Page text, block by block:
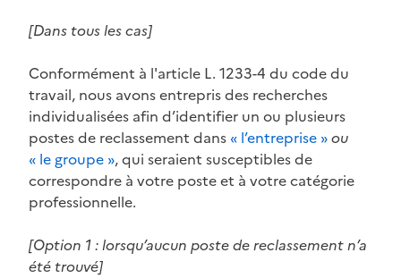
[Dans tous les cas]
Conformément à l'article L. 1233-4 du code du
travail, nous avons entrepris des recherches
individualisées afin d’identifier un ou plusieurs
postes de reclassement dans « l’entreprise »ou
« le groupe », qui seraient susceptibles de
correspondre à votre poste et à votre catégorie
professionnelle.
[Option 1 : lorsqu’aucun poste de reclassement n’a
été trouvé]